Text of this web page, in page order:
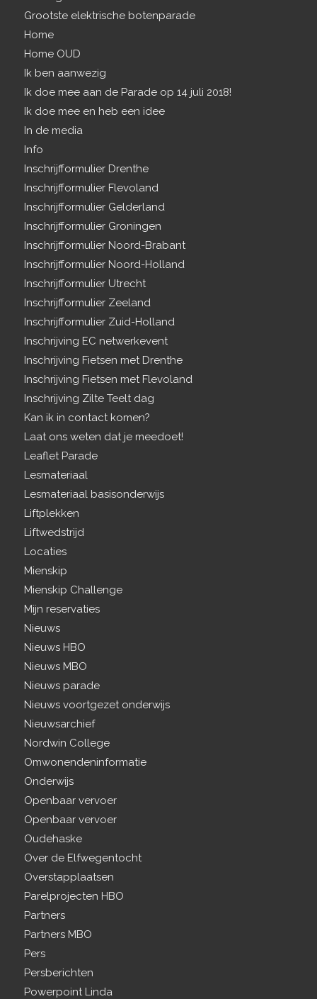
Grootste elektrische botenparade
Home
Home OUD
Ik ben aanwezig
Ik doe mee aan de Parade op 14 juli 2018!
Ik doe mee en heb een idee
In de media
Info
Inschrijfformulier Drenthe
Inschrijfformulier Flevoland
Inschrijfformulier Gelderland
Inschrijfformulier Groningen
Inschrijfformulier Noord-Brabant
Inschrijfformulier Noord-Holland
Inschrijfformulier Utrecht
Inschrijfformulier Zeeland
Inschrijfformulier Zuid-Holland
Inschrijving EC netwerkevent
Inschrijving Fietsen met Drenthe
Inschrijving Fietsen met Flevoland
Inschrijving Zilte Teelt dag
Kan ik in contact komen?
Laat ons weten dat je meedoet!
Leaflet Parade
Lesmateriaal
Lesmateriaal basisonderwijs
Liftplekken
Liftwedstrijd
Locaties
Mienskip
Mienskip Challenge
Mijn reservaties
Nieuws
Nieuws HBO
Nieuws MBO
Nieuws parade
Nieuws voortgezet onderwijs
Nieuwsarchief
Nordwin College
Omwonendeninformatie
Onderwijs
Openbaar vervoer
Openbaar vervoer
Oudehaske
Over de Elfwegentocht
Overstapplaatsen
Parelprojecten HBO
Partners
Partners MBO
Pers
Persberichten
Powerpoint Linda